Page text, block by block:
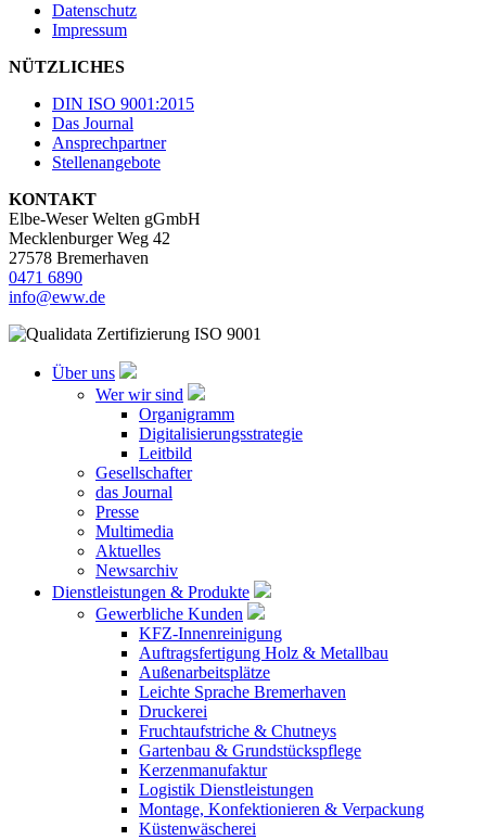
Datenschutz
Impressum
NÜTZLICHES
DIN ISO 9001:2015
Das Journal
Ansprechpartner
Stellenangebote
KONTAKT
Elbe-Weser Welten gGmbH
Mecklenburger Weg 42
27578 Bremerhaven
0471 6890
info@eww.de
Über uns
Wer wir sind
Organigramm
Digitalisierungsstrategie
Leitbild
Gesellschafter
das Journal
Presse
Multimedia
Aktuelles
Newsarchiv
Dienstleistungen & Produkte
Gewerbliche Kunden
KFZ-Innenreinigung
Auftragsfertigung Holz & Metallbau
Außenarbeitsplätze
Leichte Sprache Bremerhaven
Druckerei
Fruchtaufstriche & Chutneys
Gartenbau & Grundstückspflege
Kerzenmanufaktur
Logistik Dienstleistungen
Montage, Konfektionieren & Verpackung
Küstenwäscherei